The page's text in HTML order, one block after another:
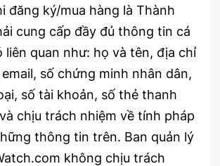
đăng ký/mua hàng là Thành
cung cấp đầy đủ thông tin cá
liên quan như: họ và tên, địa chỉ
email, số chứng minh nhân dân,
số tài khoản, số thẻ thanh
chịu trách nhiệm về tính pháp
thông tin trên. Ban quản lý
không chịu trách